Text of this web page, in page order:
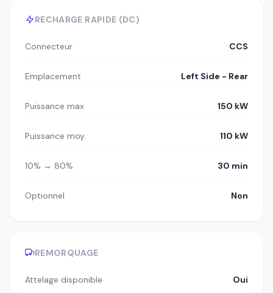
RECHARGE RAPIDE (DC)
Connecteur CCS
Emplacement Left Side - Rear
Puissance max 150 kW
Puissance moy. 110 kW
10% → 80% 30 min
Optionnel Non
REMORQUAGE
Attelage disponible Oui